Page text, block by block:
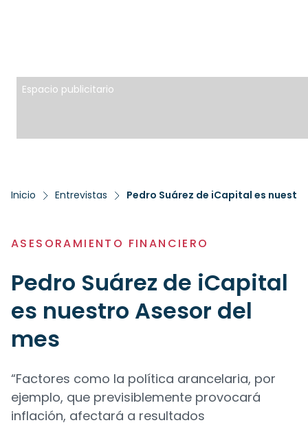
Espacio publicitario
Inicio Entrevistas Pedro Suárez de iCapital es
ASESORAMIENTO FINANCIERO
Pedro Suárez de iCapital
es nuestro Asesor del
mes
“Factores como la política arancelaria, por
ejemplo, que previsiblemente provocará
inflación, afectará a resultados